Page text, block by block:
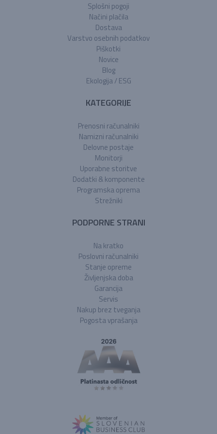
Splošni pogoji
Načini plačila
Dostava
Varstvo osebnih podatkov
Piškotki
Novice
Blog
Ekologija / ESG
KATEGORIJE
Prenosni računalniki
Namizni računalniki
Delovne postaje
Monitorji
Uporabne storitve
Dodatki & komponente
Programska oprema
Strežniki
PODPORNE STRANI
Na kratko
Poslovni računalniki
Stanje opreme
Življenjska doba
Garancija
Servis
Nakup brez tveganja
Pogosta vprašanja